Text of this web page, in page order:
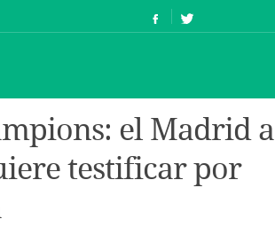
el Madrid a
testificar por